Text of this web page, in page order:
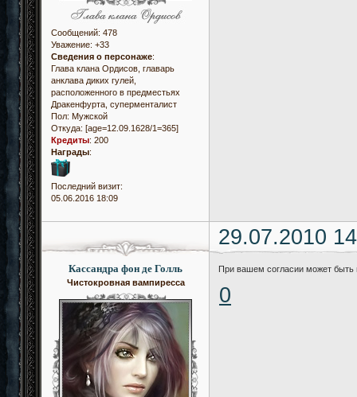
Сообщений: 478
Уважение: +33
Сведения о персонаже:
Глава клана Ордисов, главарь
анклава диких гулей,
расположенного в предместьях
Дракенфурта, суперменталист
Пол: Мужской
Откуда: [age=12.09.1628/1=365]
Кредиты: 200
Награды:
Последний визит:
05.06.2016 18:09
29.07.2010
Кассандра фон де Голль
Чистокровная вампиресса
При вашем согласии может быть
0